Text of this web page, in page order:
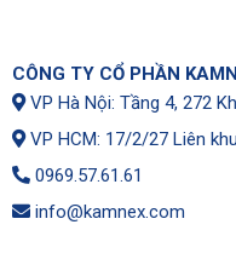
CÔNG TY CỔ PHẦN
VP Hà Nội: Tầng 4, 272
VP HCM: 17/2/27 Liên khu
0969.57.61.61
info@kamnex.com